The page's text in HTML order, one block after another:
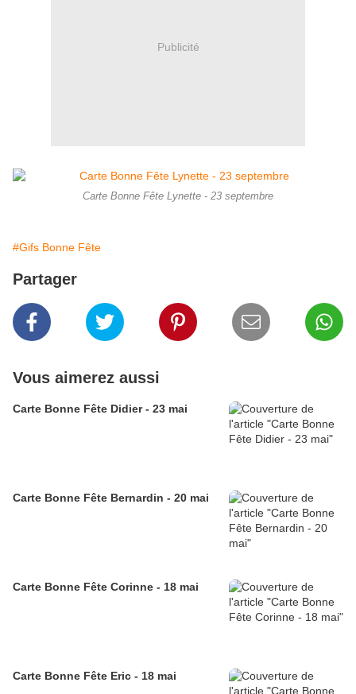
Publicité
Carte Bonne Fête Lynette - 23 septembre
#Gifs Bonne Fête
Partager
Vous aimerez aussi
Carte Bonne Fête Didier - 23 mai
Carte Bonne Fête Bernardin - 20 mai
Carte Bonne Fête Corinne - 18 mai
Carte Bonne Fête Eric - 18 mai